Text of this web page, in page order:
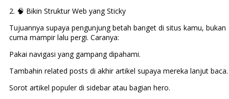
2. 🧠 Bikin Struktur Web yang Sticky
Tujuannya supaya pengunjung betah banget di situs kamu, bukan
cuma mampir lalu pergi. Caranya:
Pakai navigasi yang gampang dipahami.
Tambahin related posts di akhir artikel supaya mereka lanjut baca.
Sorot artikel populer di sidebar atau bagian hero.